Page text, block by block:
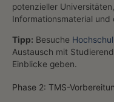
potenzieller
Informationsmaterial und
Tipp: Besuche
Austausch mit
Einblicke geben.
Phase 2: TMS-